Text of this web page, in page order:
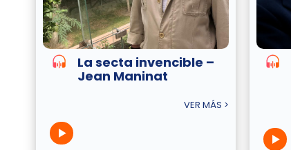
La secta invencible –
Jean Maninat
VER MÁS >